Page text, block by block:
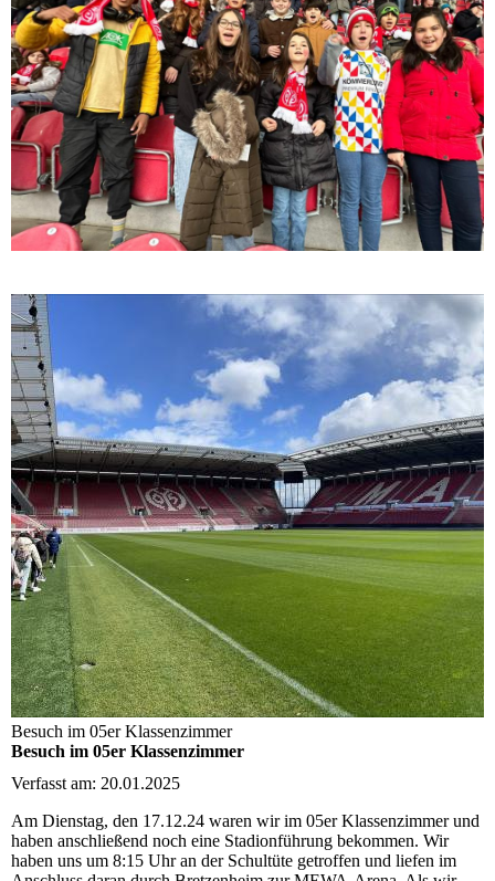
Besuch im 05er Klassenzimmer
Besuch im 05er Klassenzimmer
Verfasst am: 20.01.2025
Am Dienstag, den 17.12.24 waren wir im 05er Klassenzimmer und
haben anschließend noch eine Stadionführung bekommen. Wir
haben uns um 8:15 Uhr an der Schultüte getroffen und liefen im